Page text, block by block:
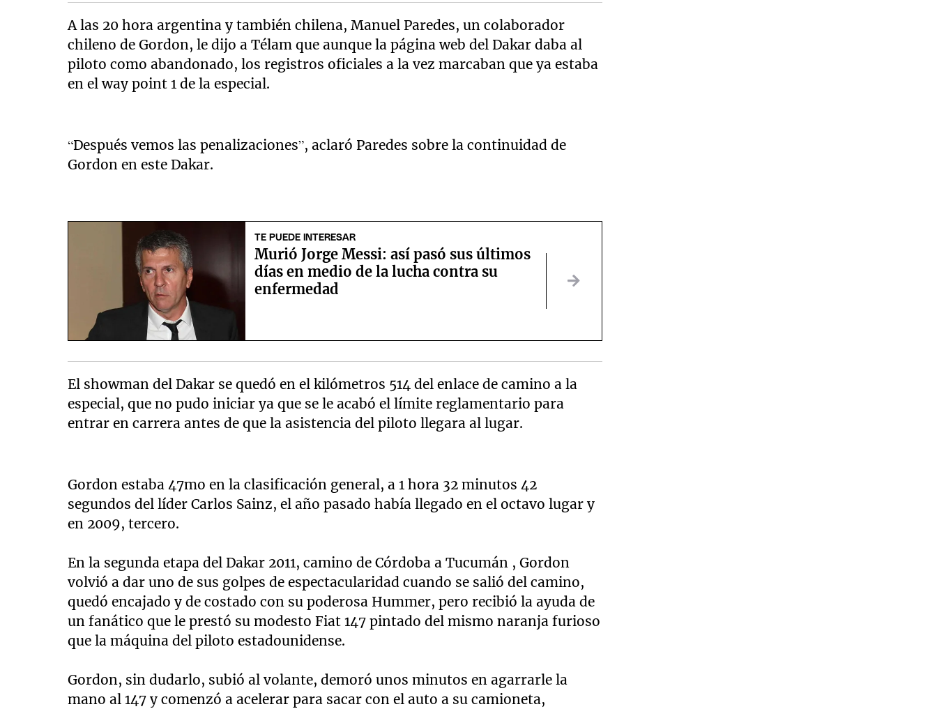
A las 20 hora argentina y también chilena, Manuel Paredes, un colaborador
chileno de Gordon, le dijo a Télam que aunque la página web del Dakar daba al
piloto como abandonado, los registros oficiales a la vez marcaban que ya estaba
en el way point 1 de la especial.
“Después vemos las penalizaciones”, aclaró Paredes sobre la continuidad de
Gordon en este Dakar.
TE PUEDE INTERESAR
Murió Jorge Messi: así pasó sus últimos
días en medio de la lucha contra su
enfermedad
El showman del Dakar se quedó en el kilómetros 514 del enlace de camino a la
especial, que no pudo iniciar ya que se le acabó el límite reglamentario para
entrar en carrera antes de que la asistencia del piloto llegara al lugar.
Gordon estaba 47mo en la clasificación general, a 1 hora 32 minutos 42
segundos del líder Carlos Sainz, el año pasado había llegado en el octavo lugar y
en 2009, tercero.
En la segunda etapa del Dakar 2011, camino de Córdoba a Tucumán , Gordon
volvió a dar uno de sus golpes de espectacularidad cuando se salió del camino,
quedó encajado y de costado con su poderosa Hummer, pero recibió la ayuda de
un fanático que le prestó su modesto Fiat 147 pintado del mismo naranja furioso
que la máquina del piloto estadounidense.
Gordon, sin dudarlo, subió al volante, demoró unos minutos en agarrarle la
mano al 147 y comenzó a acelerar para sacar con el auto a su camioneta,